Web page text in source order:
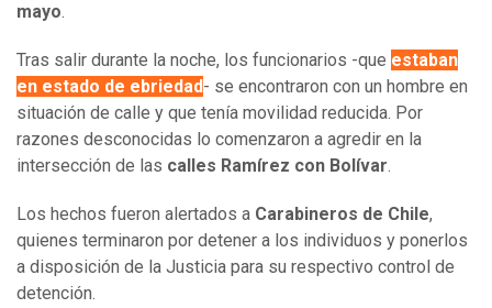
mayo.
Tras salir durante la noche, los funcionarios -que estaban
en estado de ebriedad- se encontraron con un hombre en
situación de calle y que tenía movilidad reducida. Por
razones desconocidas lo comenzaron a agredir en la
intersección de las calles Ramírez con Bolívar.
Los hechos fueron alertados a Carabineros de Chile,
quienes terminaron por detener a los individuos y ponerlos
a disposición de la Justicia para su respectivo control de
detención.